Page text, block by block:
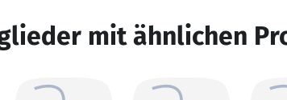
mit ähnlichen